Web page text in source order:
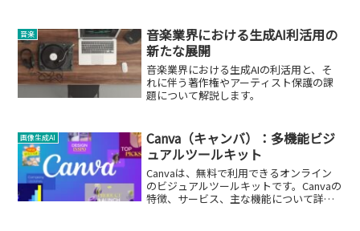
音楽
音楽業界における生成AI利活用の
新たな展開
音楽業界における生成AIの利活用と、そ
れに伴う著作権やアーティスト保護の課
題について解説します。
画像生成AI
Canva（キャンバ）：多機能ビジ
ュアルツールキット
Canvaは、無料で利用できるオンライン
のビジュアルツールキットです。Canvaの
特徴、サービス、主な機能について詳し